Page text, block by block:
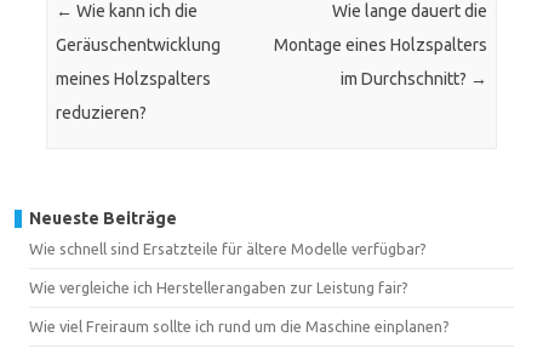
← Wie kann ich die
Geräuschentwicklung
meines Holzspalters
reduzieren?
Wie lange dauert die
Montage eines Holzspalters
im Durchschnitt? →
Neueste Beiträge
Wie schnell sind Ersatzteile für ältere Modelle verfügbar?
Wie vergleiche ich Herstellerangaben zur Leistung fair?
Wie viel Freiraum sollte ich rund um die Maschine einplanen?